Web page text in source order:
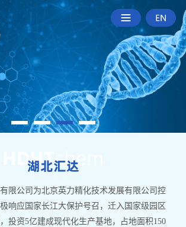
限公司为北京英力精化技术发展有限公司控
响应国家长江大保护号召，迁入国家级园区
投资5亿建成现代化生产基地，占地面积150